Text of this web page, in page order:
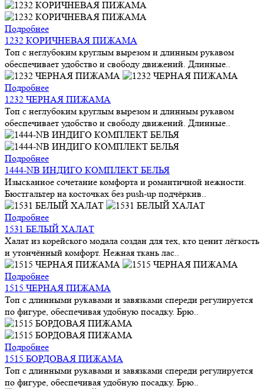
Подробнее
1232 КОРИЧНЕВАЯ ПИЖАМА
Топ с неглубоким круглым вырезом и длинным рукавом
обеспечивает удобство и свободу движений. Длинные..
Подробнее
1232 ЧЕРНАЯ ПИЖАМА
Топ с неглубоким круглым вырезом и длинным рукавом
обеспечивает удобство и свободу движений. Длинные..
Подробнее
1444-NB ИНДИГО КОМПЛЕКТ БЕЛЬЯ
Изысканное сочетание комфорта и романтичной нежности.
Бюстгальтер на косточках без push-up подчёркив..
Подробнее
1531 БЕЛЫЙ ХАЛАТ
Халат из корейского модала создан для тех, кто ценит лёгкость
и утончённый комфорт. Нежная ткань лас..
Подробнее
1515 ЧЕРНАЯ ПИЖАМА
Топ с длинными рукавами и завязками спереди регулируется
по фигуре, обеспечивая удобную посадку. Брю..
Подробнее
1515 БОРДОВАЯ ПИЖАМА
Топ с длинными рукавами и завязками спереди регулируется
по фигуре, обеспечивая удобную посадку. Брю..